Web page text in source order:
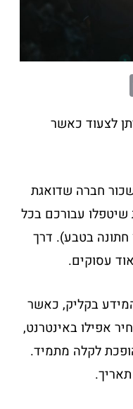
aiלצעוד כאשר
חברה שדואגת
עבורכם בכל
חתונה בטבע). דרך
עסוקים.
בקליק, כאשר
אפילו באינטרנט,
לקלה מתמיד.